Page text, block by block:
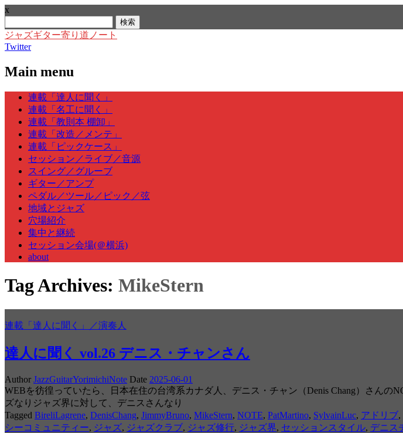
x
索:
ジャズギター寄り道ノート
Twitter
Main menu
Skip
content
連載「達人に聞く」
連載「名工に聞く」
連載「教則本 棚卸」
連載「改造／メンテ」
連載「ピックケース」
セッション／ライブ／音源
スイング／グルーブ
ギター／アンプ
ペダル／ツール／ピック／弦
地域とジャズ
穴場紹介
集中と継続
セッション会場(＠横浜)
about
Tag Archives: MikeStern
連載「達人に聞く」／演奏人
達人に聞く vol.26 デニス・チャンさん
Author JazzGuitarYorimichiNote Date 2025-06-01
WEBを彷徨っていたら、日本在住の台湾系カナダ人、デニス・チャン（Denis Chang）さん
ズなりジャズ界に対して、デニスさんなり
Tagged BireliLagrene, DenisChang, JimmyBruno, MikeStern, NOTE, PatMartino, SylvainLuc, アドリブ,
シーコミュニティー, ジャズ, ジャズクラブ, ジャズ修行, ジャズ界, セッションスタイル, デニス